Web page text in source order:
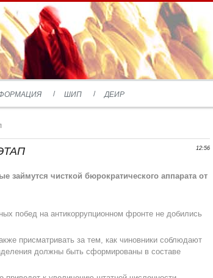
ШИП ДЕИР
12:56
займутся чисткой бюрократического аппарата от
побед на антикоррупционном фронте не добились
присматривать за тем, как чиновники соблюдают
должны быть сформированы в составе